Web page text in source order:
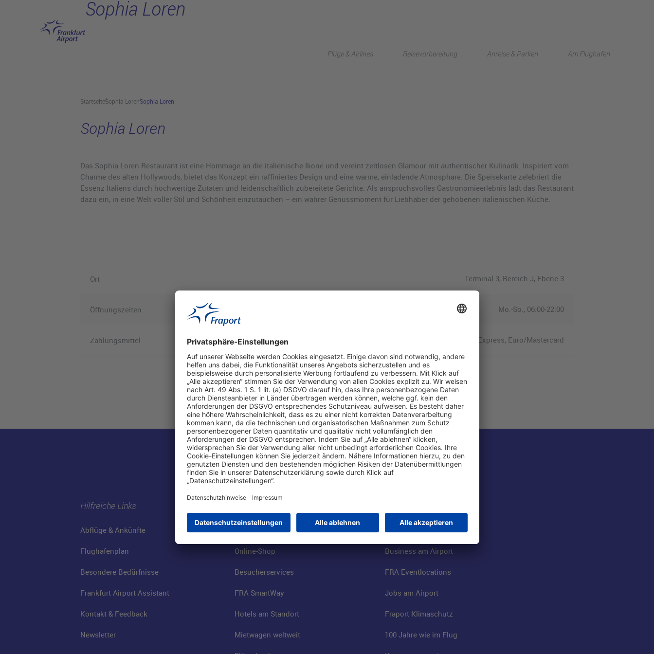
Flüge & Airlines Reisevorbereitung Anreise & Parken Am Flughafen
Sophia Loren
StartseiteSophia LorenSophia Loren
Sophia Loren
Das Sophia Loren Restaurant ist eine Hommage an die italienische Ikone und vereint zeitlosen Glamour mit authentischer Kulinarik. Inspiriert vom
Charme des alten Hollywoods, bietet das Konzept ein raffiniertes Design und eine warme, einladende Atmosphäre. Die Speisekarte zelebriert die
Essenz Italiens durch hochwertige Zutaten und leidenschaftlich zubereitete Gerichte. Als anspruchsvolles Gastronomieerlebnis lädt das Restaurant
dazu ein, in eine Welt voller Stil und Schönheit einzutauchen – ein wahrer Genussmoment für Liebhaber der gehobenen italienischen Küche.
Ort Terminal 3, Bereich J, Ebene 3
Öffnungszeiten Mo.-So., 06:00-22:00
Zahlungsmittel Alipay Wallet, Apple Pay, Visa, American Express, Euro/Mastercard
Hilfreiche Links
Abflüge & Ankünfte
Flughafenplan
Besondere Bedürfnisse
Frankfurt Airport Assistant
Kontakt & Feedback
Newsletter
Parkplätze
Online-Shop
Besucherservices
FRA SmartWay
Hotels am Standort
Mietwagen weltweit
Fraport AG
Business am Airport
FRA Eventlocations
Jobs am Airport
Fraport Klimaschutz
100 Jahre wie im Flug